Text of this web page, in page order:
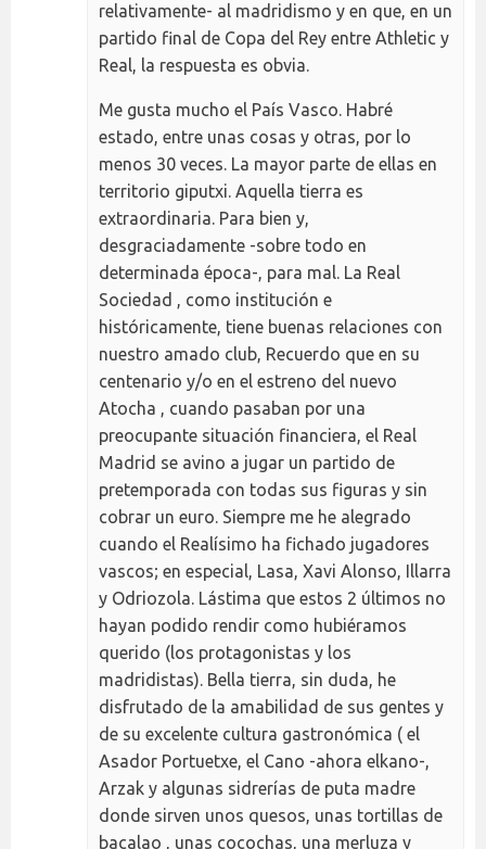
relativamente- al madridismo y en que, en un
partido final de Copa del Rey entre Athletic y
Real, la respuesta es obvia.
Me gusta mucho el País Vasco. Habré
estado, entre unas cosas y otras, por lo
menos 30 veces. La mayor parte de ellas en
territorio giputxi. Aquella tierra es
extraordinaria. Para bien y,
desgraciadamente -sobre todo en
determinada época-, para mal. La Real
Sociedad , como institución e
históricamente, tiene buenas relaciones con
nuestro amado club, Recuerdo que en su
centenario y/o en el estreno del nuevo
Atocha , cuando pasaban por una
preocupante situación financiera, el Real
Madrid se avino a jugar un partido de
pretemporada con todas sus figuras y sin
cobrar un euro. Siempre me he alegrado
cuando el Realísimo ha fichado jugadores
vascos; en especial, Lasa, Xavi Alonso, Illarra
y Odriozola. Lástima que estos 2 últimos no
hayan podido rendir como hubiéramos
querido (los protagonistas y los
madridistas). Bella tierra, sin duda, he
disfrutado de la amabilidad de sus gentes y
de su excelente cultura gastronómica ( el
Asador Portuetxe, el Cano -ahora elkano-,
Arzak y algunas sidrerías de puta madre
donde sirven unos quesos, unas tortillas de
bacalao , unas cocochas, una merluza y